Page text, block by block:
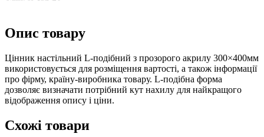
Опис товару
Цінник настільний L-подібний з прозорого акрилу 300×400мм
використовується для розміщення вартості, а також інформації
про фірму, країну-виробника товару. L-подібна форма
дозволяє визначати потрібний кут нахилу для найкращого
відображення опису і ціни.
Схожі товари